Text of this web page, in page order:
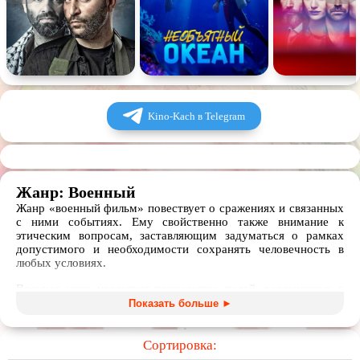
Комедия Человек Обучающие видео Религия
Kino-Kach в Telegram
Жанр: Военный
Жанр «военный фильм» повествует о сражениях и связанных
с ними событиях. Ему свойственно также внимание к
этическим вопросам, заставляющим задуматься о рамках
допустимого и необходимости сохранять человечность в
любых условиях.
Военное кино исследует психологию людей, вовлеченных в
сражение, повествуют о страданиях солдат и мирных
полнометражные и короткометражные фильмы, сериалы и
мультфильмы про войну дают пищу для размышлений об
истоках героизма и предательства, одновременно восхищая
Показать больше ►
Сортировка: